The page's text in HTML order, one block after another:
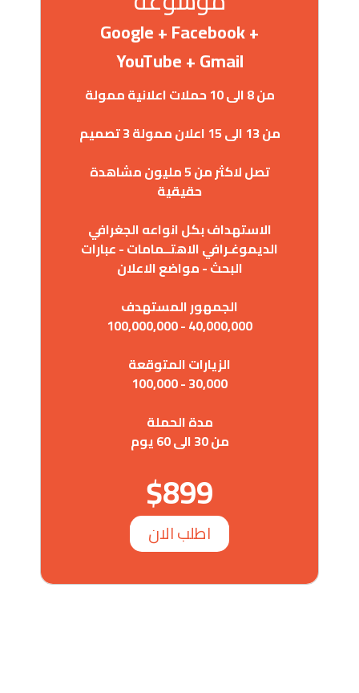
Google + Facebook +
YouTube + Gmail
من 8 الى 10 حملات اعلانية ممولة
من 13 الى 15 اعلان ممولة 3 تصميم
تصل لاكثر من 5 مليون مشاهدة
حقيقية
الاستهداف بكل انواعه الجغرافي
الديموغـرافي الاهتــمامات - عبارات
البحث - مواضع الاعلان
الجمهور المستهدف
40,000,000 - 100,000,000
الزيارات المتوقعة
30,000 - 100,000
مدة الحملة
من 30 الى 60 يوم
$899
اطلب الان